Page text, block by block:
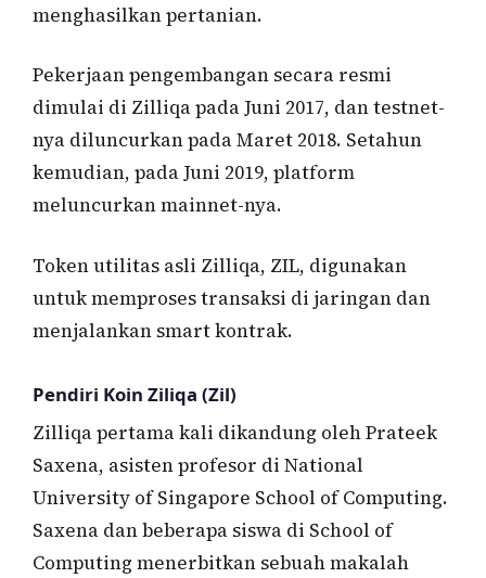
menghasilkan pertanian.
Pekerjaan pengembangan secara resmi
dimulai di Zilliqa pada Juni 2017, dan testnet-
nya diluncurkan pada Maret 2018. Setahun
kemudian, pada Juni 2019, platform
meluncurkan mainnet-nya.
Token utilitas asli Zilliqa, ZIL, digunakan
untuk memproses transaksi di jaringan dan
menjalankan smart kontrak.
Pendiri Koin Ziliqa (Zil)
Zilliqa pertama kali dikandung oleh Prateek
Saxena, asisten profesor di National
University of Singapore School of Computing.
Saxena dan beberapa siswa di School of
Computing menerbitkan sebuah makalah